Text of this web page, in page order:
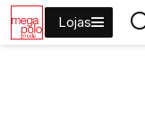
Lojas